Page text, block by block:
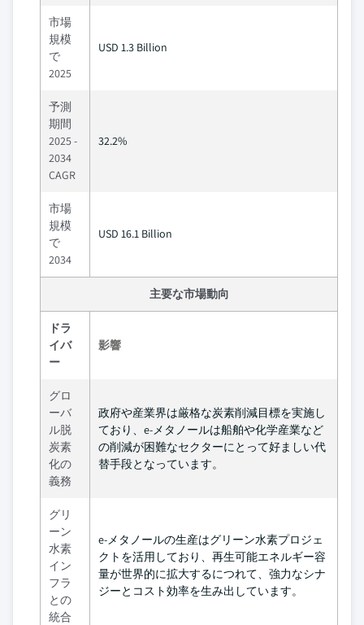
市場
規模
で
2025
USD 1.3 Billion
予測
期間
2025 -
2034
CAGR
32.2%
市場
規模
で
2034
USD 16.1 Billion
主要な市場動向
ドラ
イバ
ー
影響
グロ
ーバ
ル脱
炭素
化の
義務
政府や産業界は厳格な炭素削減目標を実施し
ており、e-メタノールは船舶や化学産業など
の削減が困難なセクターにとって好ましい代
替手段となっています。
グリ
ーン
水素
イン
フラ
との
統合
e-メタノールの生産はグリーン水素プロジェ
クトを活用しており、再生可能エネルギー容
量が世界的に拡大するにつれて、強力なシナ
ジーとコスト効率を生み出しています。